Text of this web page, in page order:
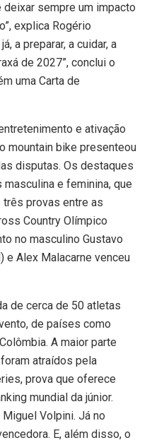
deixar sempre um impacto
explica Rogério
a preparar, a cuidar, a
de 2027”, conclui o
uma Carta de
e ativação
mountain bike presenteou
disputas. Os destaques
e feminina, que
provas entre as
Country Olímpico
no masculino Gustavo
e Alex Malacarne venceu
de cerca de 50 atletas
de países como
A maior parte
atraídos pela
prova que oferece
mundial da júnior.
Volpini. Já no
E, além disso, o